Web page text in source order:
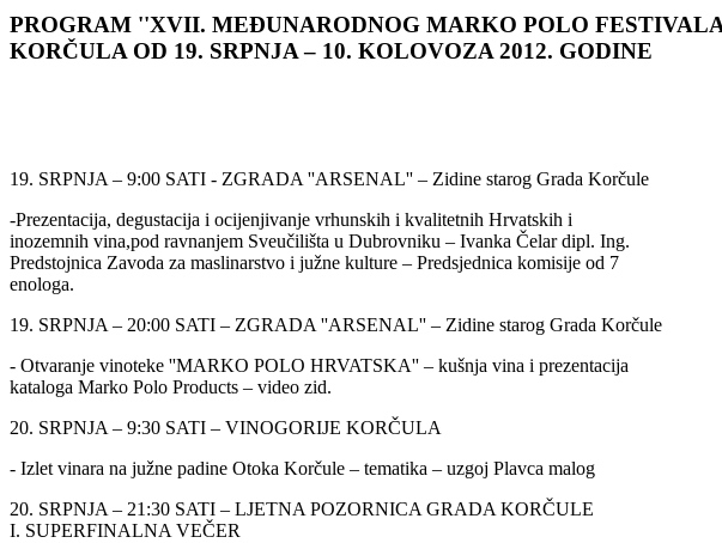
PROGRAM ''XVII. MEĐUNARODNOG MARKO POLO
KORČULA OD 19. SRPNJA – 10. KOLOVOZA 2012. GODINE
19. SRPNJA – 9:00 SATI - ZGRADA ''ARSENAL'' – Zidine starog Grada Korčule
-Prezentacija, degustacija i ocijenjivanje vrhunskih i kvalitetnih Hrvatskih i
inozemnih vina,pod ravnanjem Sveučilišta u Dubrovniku – Ivanka Čelar dipl. Ing.
Predstojnica Zavoda za maslinarstvo i južne kulture – Predsjednica komisije od 7
enologa.
19. SRPNJA – 20:00 SATI – ZGRADA ''ARSENAL'' – Zidine starog Grada Korčule
- Otvaranje vinoteke ''MARKO POLO HRVATSKA'' – kušnja vina i prezentacija
kataloga Marko Polo Products – video zid.
20. SRPNJA – 9:30 SATI – VINOGORIJE KORČULA
- Izlet vinara na južne padine Otoka Korčule – tematika – uzgoj Plavca malog
20. SRPNJA – 21:30 SATI – LJETNA POZORNICA GRADA KORČULE
I. SUPERFINALNA VEČER